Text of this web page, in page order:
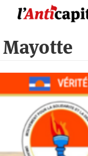
principal
Mayotte